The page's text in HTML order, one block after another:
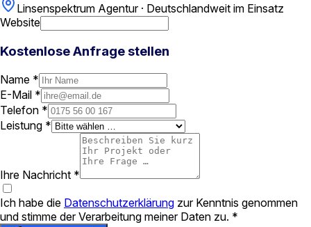
Linsenspektrum Agentur · Deutschlandweit im Einsatz
Website
Kostenlose Anfrage stellen
Name *
E-Mail *
Telefon *
Leistung *
Ihre Nachricht *
Ich habe die Datenschutzerklärung zur Kenntnis genommen
und stimme der Verarbeitung meiner Daten zu. *